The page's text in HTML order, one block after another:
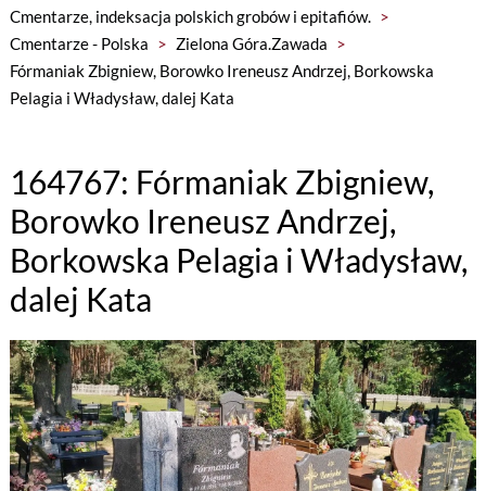
Cmentarze, indeksacja polskich grobów i epitafiów. >
Cmentarze - Polska > Zielona Góra.Zawada >
Fórmaniak Zbigniew, Borowko Ireneusz Andrzej, Borkowska
Pelagia i Władysław, dalej Kata
164767: Fórmaniak Zbigniew,
Borowko Ireneusz Andrzej,
Borkowska Pelagia i Władysław,
dalej Kata